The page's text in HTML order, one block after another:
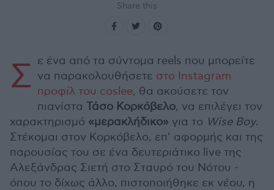
Share this
Σ ε ένα από τα σύντομα reels που μπορείτε
να παρακολουθήσετε στο Instagram
προφίλ του coslee, θα ακούσετε τον
πιανίστα Τάσο Κορκόβελο, να επιλέγει τον
χαρακτηρισμό «μερακλήδικο» για το Wise Boy.
Στέκομαι στον Κορκόβελο, επ’ αφορμής και της
παρουσίας του σε ένα δευτεριάτικο live της
Αλεξάνδρας Σιετή στο Σταυρό του Νότου -
όπου το δίχως άλλο, πιστοποιήθηκε εκ νέου, η